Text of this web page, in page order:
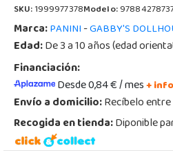
SKU:1999977378Modelo:
Marca:PANINI-GABBY'S
Edad:De 3 a 10 años (edad
Financiación:
Desde 0,84 € / mes+ info
Envío a domicilio:Recíbelo entre
Recogida en tienda:Diponible